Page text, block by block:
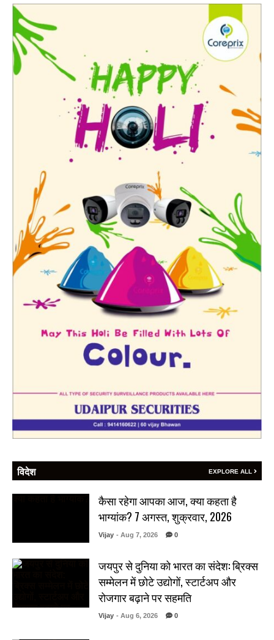
विदेश EXPLORE ALL
कैसा रहेगा आपका आज, क्या कहता है
भाग्यांक? 7 अगस्त, शुक्रवार, 2026
Vijay - Aug 7, 2026 0
जयपुर से दुनिया को भारत का संदेश: ब्रिक्स
सम्मेलन में छोटे उद्योगों, स्टार्टअप और
रोजगार बढ़ाने पर सहमति
Vijay - Aug 6, 2026 0